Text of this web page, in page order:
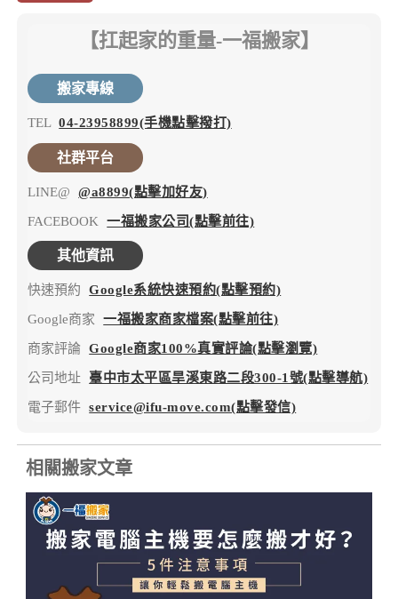
【扛起家的重量-一福搬家】
搬家專線
TEL 04-23958899(手機點擊撥打)
社群平台
LINE@ @a8899(點擊加好友)
FACEBOOK 一福搬家公司(點擊前往)
其他資訊
快速預約 Google系統快速預約(點擊預約)
Google商家 一福搬家商家檔案(點擊前往)
商家評論 Google商家100%真實評論(點擊瀏覽)
公司地址 臺中市太平區旱溪東路二段300-1號(點擊導航)
電子郵件 service@ifu-move.com(點擊發信)
相關搬家文章